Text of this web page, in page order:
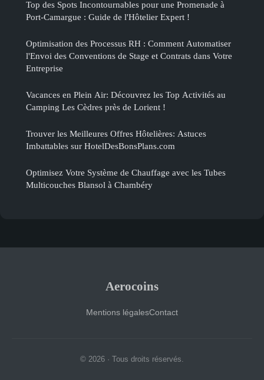
Top des Spots Incontournables pour une Promenade à
Port-Camargue : Guide de l'Hôtelier Expert !
Optimisation des Processus RH : Comment Automatiser
l'Envoi des Conventions de Stage et Contrats dans Votre
Entreprise
Vacances en Plein Air: Découvrez les Top Activités au
Camping Les Cèdres près de Lorient !
Trouver les Meilleures Offres Hôtelières: Astuces
Imbattables sur HotelDesBonsPlans.com
Optimisez Votre Système de Chauffage avec les Tubes
Multicouches Blansol à Chambéry
Aerocoins
Mentions légalesContact
© 2026 · Tous droits réservés.